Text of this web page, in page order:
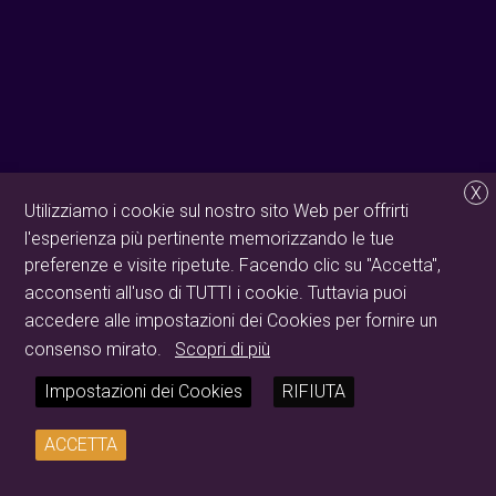
X
Utilizziamo i cookie sul nostro sito Web per offrirti
l'esperienza più pertinente memorizzando le tue
preferenze e visite ripetute. Facendo clic su "Accetta",
acconsenti all'uso di TUTTI i cookie. Tuttavia puoi
accedere alle impostazioni dei Cookies per fornire un
consenso mirato.
Scopri di più
Impostazioni dei Cookies
RIFIUTA
ACCETTA